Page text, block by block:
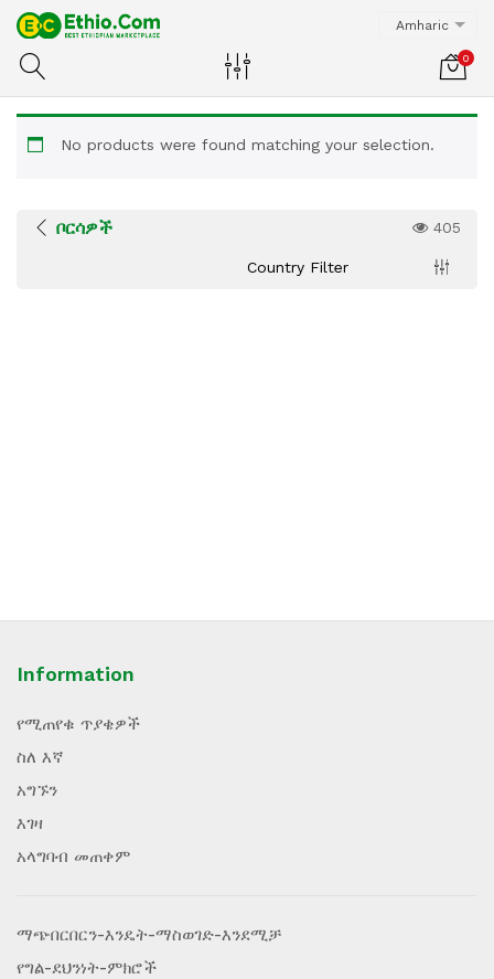
Amharic
0
No products were found matching your selection.
ቦርሳዎች 405
Country Filter
Information
የሚጠየቁ ጥያቄዎች
ስለ እኛ
አግኙን
እገዛ
አላግባብ መጠቀም
ማጭበርበርን-እንዴት-ማስወገድ-እንደሚቻ
የግል-ደህንነት-ምክሮች